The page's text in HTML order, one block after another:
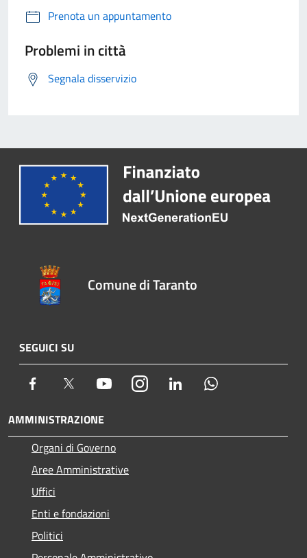
Prenota un appuntamento
Problemi in città
Segnala disservizio
Comune di Taranto
SEGUICI SU
Facebook Twitter YoutubeInstagram LinkedIn
AMMINISTRAZIONE
Organi di Governo
Aree Amministrative
Uffici
Enti e fondazioni
Politici